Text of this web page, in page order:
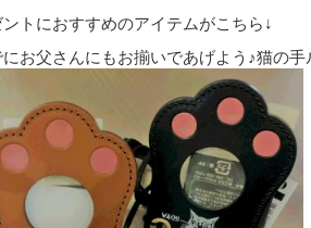
ントにおすすめのアイテムがこちら↓
お父さんにもお揃いであげよう♪猫の手